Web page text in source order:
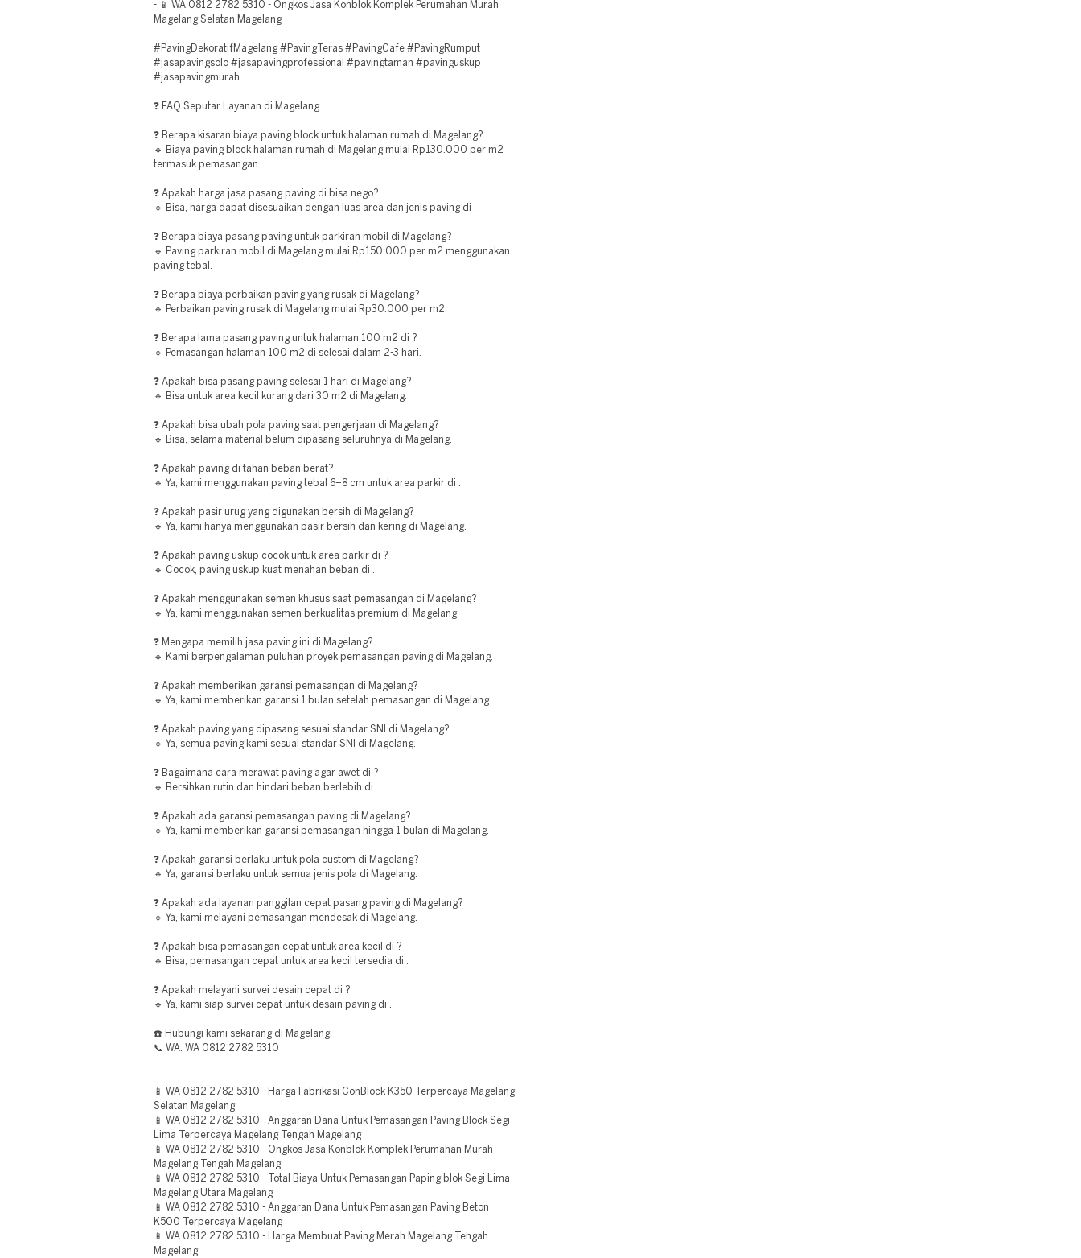
- 📱 WA 0812 2782 5310 - Ongkos Jasa Konblok Komplek Perumahan Murah
Magelang Selatan Magelang
#PavingDekoratifMagelang #PavingTeras #PavingCafe #PavingRumput
#jasapavingsolo #jasapavingprofessional #pavingtaman #pavinguskup
#jasapavingmurah
❓ FAQ Seputar Layanan di Magelang
❓ Berapa kisaran biaya paving block untuk halaman rumah di Magelang?
🔹 Biaya paving block halaman rumah di Magelang mulai Rp130.000 per m2
termasuk pemasangan.
❓ Apakah harga jasa pasang paving di bisa nego?
🔹 Bisa, harga dapat disesuaikan dengan luas area dan jenis paving di .
❓ Berapa biaya pasang paving untuk parkiran mobil di Magelang?
🔹 Paving parkiran mobil di Magelang mulai Rp150.000 per m2 menggunakan
paving tebal.
❓ Berapa biaya perbaikan paving yang rusak di Magelang?
🔹 Perbaikan paving rusak di Magelang mulai Rp30.000 per m2.
❓ Berapa lama pasang paving untuk halaman 100 m2 di ?
🔹 Pemasangan halaman 100 m2 di selesai dalam 2-3 hari.
❓ Apakah bisa pasang paving selesai 1 hari di Magelang?
🔹 Bisa untuk area kecil kurang dari 30 m2 di Magelang.
❓ Apakah bisa ubah pola paving saat pengerjaan di Magelang?
🔹 Bisa, selama material belum dipasang seluruhnya di Magelang.
❓ Apakah paving di tahan beban berat?
🔹 Ya, kami menggunakan paving tebal 6–8 cm untuk area parkir di .
❓ Apakah pasir urug yang digunakan bersih di Magelang?
🔹 Ya, kami hanya menggunakan pasir bersih dan kering di Magelang.
❓ Apakah paving uskup cocok untuk area parkir di ?
🔹 Cocok, paving uskup kuat menahan beban di .
❓ Apakah menggunakan semen khusus saat pemasangan di Magelang?
🔹 Ya, kami menggunakan semen berkualitas premium di Magelang.
❓ Mengapa memilih jasa paving ini di Magelang?
🔹 Kami berpengalaman puluhan proyek pemasangan paving di Magelang.
❓ Apakah memberikan garansi pemasangan di Magelang?
🔹 Ya, kami memberikan garansi 1 bulan setelah pemasangan di Magelang.
❓ Apakah paving yang dipasang sesuai standar SNI di Magelang?
🔹 Ya, semua paving kami sesuai standar SNI di Magelang.
❓ Bagaimana cara merawat paving agar awet di ?
🔹 Bersihkan rutin dan hindari beban berlebih di .
❓ Apakah ada garansi pemasangan paving di Magelang?
🔹 Ya, kami memberikan garansi pemasangan hingga 1 bulan di Magelang.
❓ Apakah garansi berlaku untuk pola custom di Magelang?
🔹 Ya, garansi berlaku untuk semua jenis pola di Magelang.
❓ Apakah ada layanan panggilan cepat pasang paving di Magelang?
🔹 Ya, kami melayani pemasangan mendesak di Magelang.
❓ Apakah bisa pemasangan cepat untuk area kecil di ?
🔹 Bisa, pemasangan cepat untuk area kecil tersedia di .
❓ Apakah melayani survei desain cepat di ?
🔹 Ya, kami siap survei cepat untuk desain paving di .
☎️ Hubungi kami sekarang di Magelang.
📞 WA: WA 0812 2782 5310
📱 WA 0812 2782 5310 - Harga Fabrikasi ConBlock K350 Terpercaya Magelang
Selatan Magelang
📱 WA 0812 2782 5310 - Anggaran Dana Untuk Pemasangan Paving Block Segi
Lima Terpercaya Magelang Tengah Magelang
📱 WA 0812 2782 5310 - Ongkos Jasa Konblok Komplek Perumahan Murah
Magelang Tengah Magelang
📱 WA 0812 2782 5310 - Total Biaya Untuk Pemasangan Paping blok Segi Lima
Magelang Utara Magelang
📱 WA 0812 2782 5310 - Anggaran Dana Untuk Pemasangan Paving Beton
K500 Terpercaya Magelang
📱 WA 0812 2782 5310 - Harga Membuat Paving Merah Magelang Tengah
Magelang